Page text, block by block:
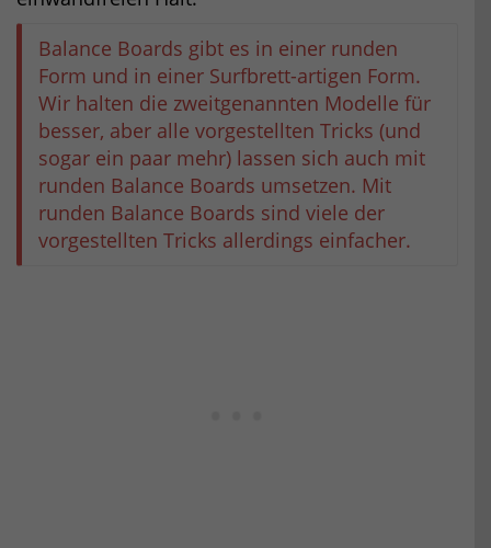
Balance Boards gibt es in einer runden
Form und in einer Surfbrett-artigen Form.
Wir halten die zweitgenannten Modelle für
besser, aber alle vorgestellten Tricks (und
sogar ein paar mehr) lassen sich auch mit
runden Balance Boards umsetzen. Mit
runden Balance Boards sind viele der
vorgestellten Tricks allerdings einfacher.